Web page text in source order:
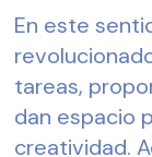
En este
tareas,
dan espacio
creatividad.